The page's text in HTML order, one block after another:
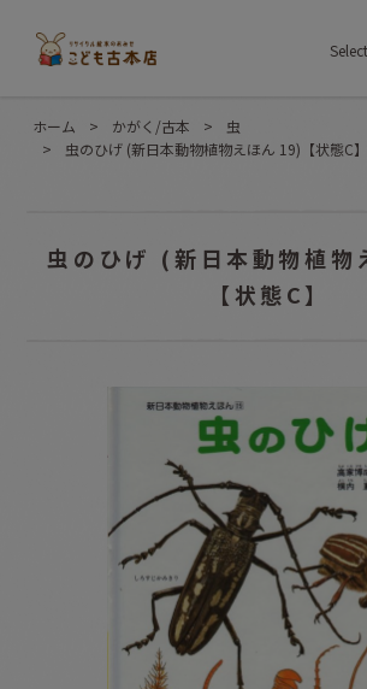
ホーム > かがく/古本 >
虫
>
虫のひげ (新日本動物植物えほん 19)【状態C】
虫のひげ (新日本動物植
【状態C】